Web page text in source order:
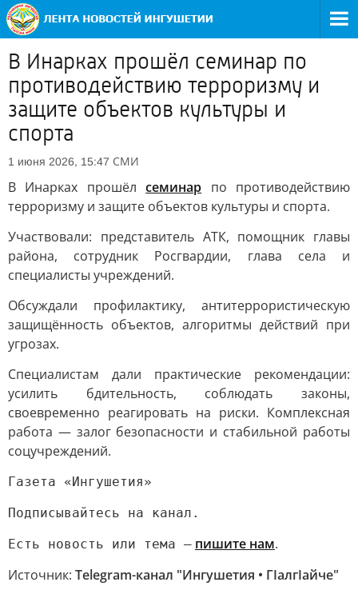
В Инарках прошёл семинар по
противодействию терроризму и
защите объектов культуры и
спорта
1 июня 2026, 15:47 СМИ
В Инарках прошёлсеминар по противодействию
терроризму и защите объектов культуры и спорта.
Участвовали: представитель АТК, помощник главы
района, сотрудник Росгвардии, глава села и
специалисты учреждений.
Обсуждали профилактику, антитеррористическую
защищённость объектов, алгоритмы действий при
угрозах.
Специалистам дали практические рекомендации:
усилить бдительность, соблюдать законы,
своевременно реагировать на риски. Комплексная
работа — залог безопасности и стабильной работы
соцучреждений.
Газета «Ингушетия»
Подписывайтесь на канал.
Есть новость или тема — пишите нам.
Источник: Telegram-канал "Ингушетия • ГIалгIайче"